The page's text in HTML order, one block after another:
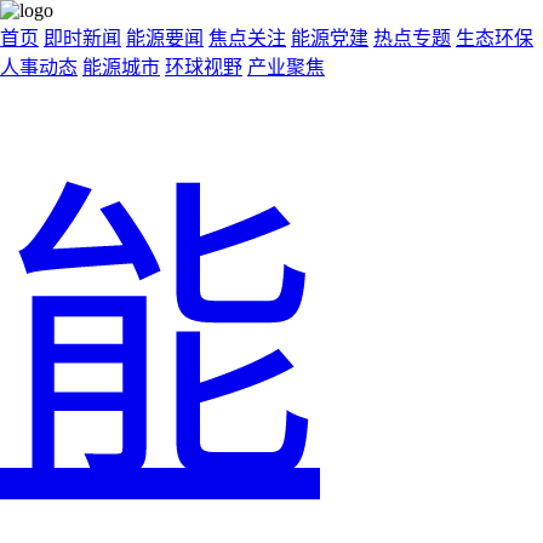
首页 即时新闻 能源要闻 焦点关注 能源党建 热点专题 生态环保
人事动态 能源城市 环球视野 产业聚焦
能